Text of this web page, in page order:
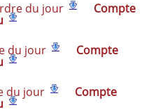
du jour Compte
du jour Compte
du jour Compte